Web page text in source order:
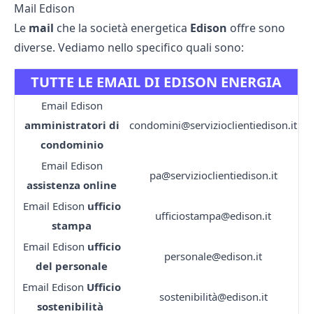
Mail Edison
Le mail che la società energetica Edison offre sono
diverse. Vediamo nello specifico quali sono:
TUTTE LE EMAIL DI EDISON ENERGIA
Email Edison
amministratori di
condominio
condomini@servizioclientiedison.it
Email Edison
assistenza online
pa@servizioclientiedison.it
Email Edison ufficio
stampa
ufficiostampa@edison.it
Email Edison ufficio
del personale
personale@edison.it
Email Edison Ufficio
sostenibilità
sostenibilità@edison.it